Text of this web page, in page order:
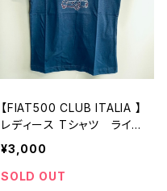
【FIAT500 CLUB ITALIA 】
レディース Tシャツ ライン
ストーンロゴ
¥3,000
SOLD OUT